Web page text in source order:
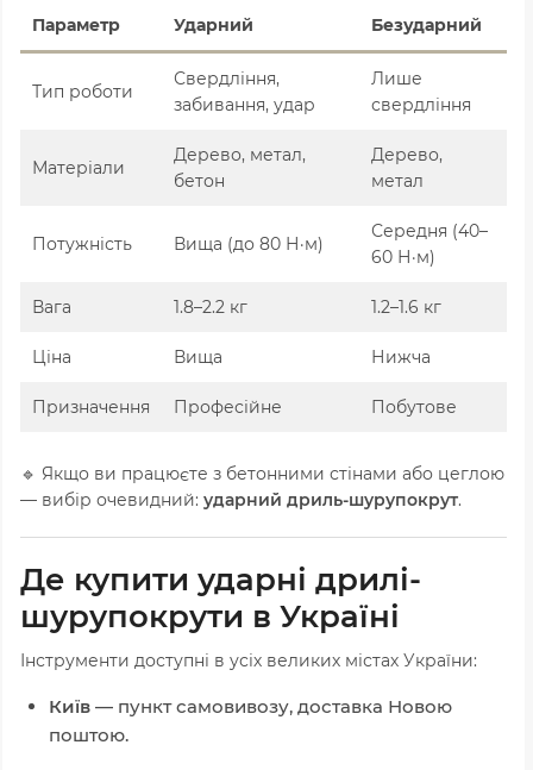
Параметр Ударний Безударний
Тип роботи
Свердління,
забивання, удар
Лише
свердління
Матеріали
Дерево, метал,
бетон
Дерево,
метал
Потужність Вища (до 80 Н·м)
Середня (40–
60 Н·м)
Вага 1.8–2.2 кг 1.2–1.6 кг
Ціна Вища Нижча
Призначення Професійне Побутове
🔹 Якщо ви працюєте з бетонними стінами або цеглою
— вибір очевидний: ударний дриль-шурупокрут.
Де купити ударні дрилі-
шурупокрути в Україні
Інструменти доступні в усіх великих містах України:
Київ — пункт самовивозу, доставка Новою
поштою.